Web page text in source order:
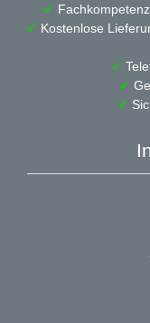
✔
✔ Kostenlose
✔
✔
✔